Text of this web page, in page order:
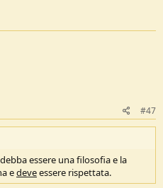
#47
essere una filosofia e la
edeveessere rispettata.